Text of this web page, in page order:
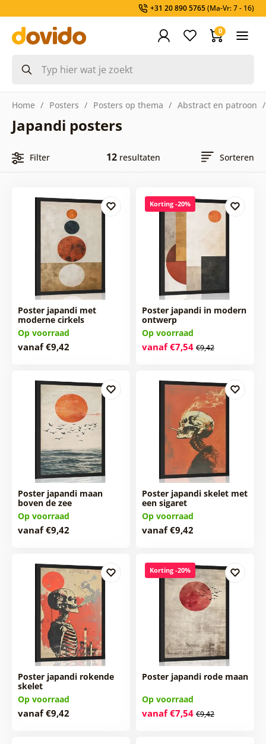
+31 20 890 5765(Ma-Vr: 7 - 16)
0
Home Posters Posters op thema Abstract en patroon
Japandi posters
Filter 12resultaten Sorteren
Poster japandi met
moderne cirkels
Op voorraad
vanaf €9,42
Korting -20%
Poster japandi in modern
ontwerp
Op voorraad
vanaf €7,54 €9,42
Poster japandi maan
boven de zee
Op voorraad
vanaf €9,42
Poster japandi skelet met
een sigaret
Op voorraad
vanaf €9,42
Poster japandi rokende
skelet
Op voorraad
vanaf €9,42
Korting -20%
Poster japandi rode maan
Op voorraad
vanaf €7,54 €9,42